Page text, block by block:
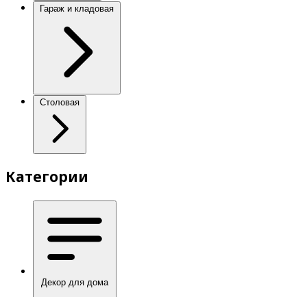
Гараж и кладовая
Столовая
Категории
Декор для дома